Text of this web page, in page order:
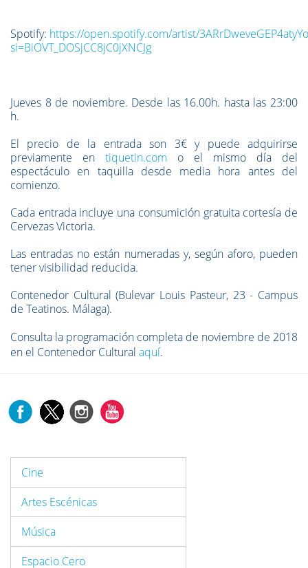
Spotify: https://open.spotify.com/artist/
si=BiOVT_DOSjCC8jC0jXNCJg
Jueves 8 de noviembre. Desde las 16.00h. hasta las 23:00
h.
El precio de la entrada son 3€ y puede adquirirse
previamente en tiquetin.com o el mismo día del
espectáculo en taquilla desde media hora antes del
comienzo.
Cada entrada incluye una consumición gratuita cortesía de
Cervezas Victoria.
Las entradas no están numeradas y, según aforo, pueden
tener visibilidad reducida.
Contenedor Cultural (Bulevar Louis Pasteur, 23 - Campus
de Teatinos. Málaga).
Consulta la programación completa de noviembre de 2018
en el Contenedor Cultural aquí.
Cine
Artes Escénicas
Música
Espacio Cero